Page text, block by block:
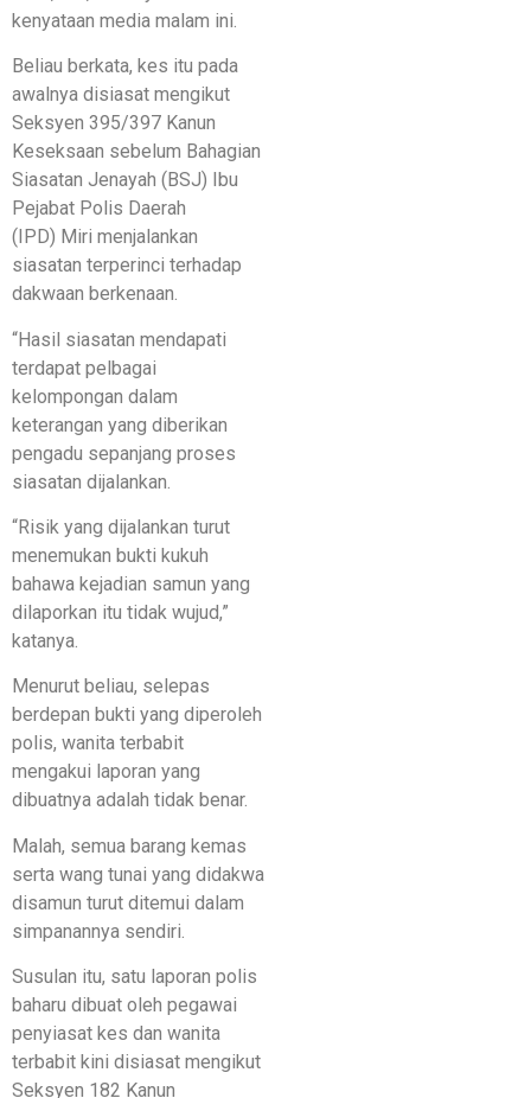
kenyataan media malam ini.
Beliau berkata, kes itu pada
awalnya disiasat mengikut
Seksyen 395/397 Kanun
Keseksaan sebelum Bahagian
Siasatan Jenayah (BSJ) Ibu
Pejabat Polis Daerah
(IPD) Miri menjalankan
siasatan terperinci terhadap
dakwaan berkenaan.
“Hasil siasatan mendapati
terdapat pelbagai
kelompongan dalam
keterangan yang diberikan
pengadu sepanjang proses
siasatan dijalankan.
“Risik yang dijalankan turut
menemukan bukti kukuh
bahawa kejadian samun yang
dilaporkan itu tidak wujud,”
katanya.
Menurut beliau, selepas
berdepan bukti yang diperoleh
polis, wanita terbabit
mengakui laporan yang
dibuatnya adalah tidak benar.
Malah, semua barang kemas
serta wang tunai yang didakwa
disamun turut ditemui dalam
simpanannya sendiri.
Susulan itu, satu laporan polis
baharu dibuat oleh pegawai
penyiasat kes dan wanita
terbabit kini disiasat mengikut
Seksyen 182 Kanun